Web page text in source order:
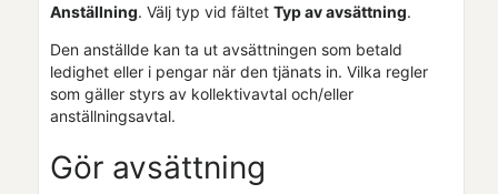
Anställning. Välj typ vid fältet Typ av avsättning.
Den anställde kan ta ut avsättningen som betald
ledighet eller i pengar när den tjänats in. Vilka regler
som gäller styrs av kollektivavtal och/eller
anställningsavtal.
Gör avsättning